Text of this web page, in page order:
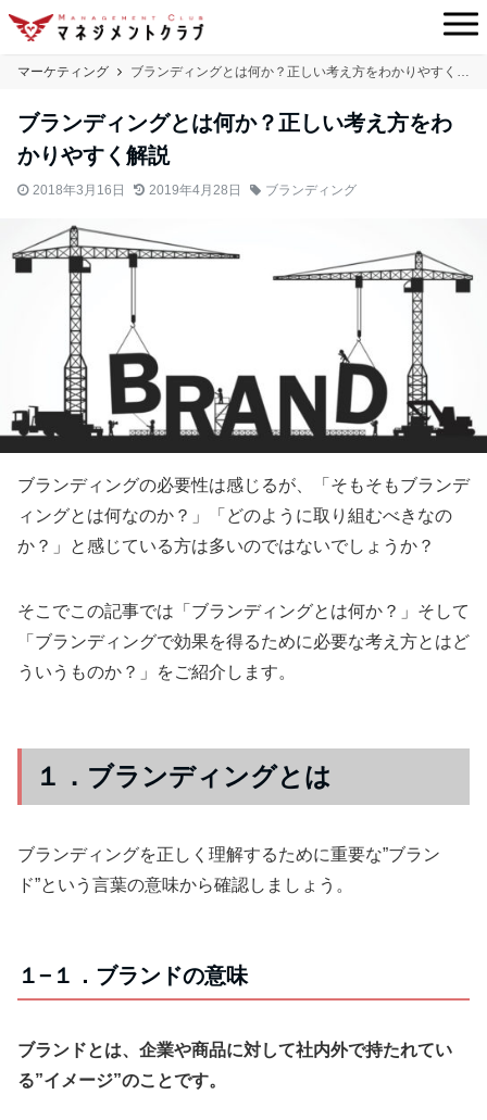
マーケティング ブランディングとは何か？正しい考え方をわかりやすく解説
ブランディングとは何か？正しい考え方をわ
かりやすく解説
2018年3月16日 2019年4月28日 ブランディング
ブランディングの必要性は感じるが、「そもそもブランデ
ィングとは何なのか？」「どのように取り組むべきなの
か？」と感じている方は多いのではないでしょうか？
そこでこの記事では「ブランディングとは何か？」そして
「ブランディングで効果を得るために必要な考え方とはど
ういうものか？」をご紹介します。
１．ブランディングとは
ブランディングを正しく理解するために重要な”ブラン
ド”という言葉の意味から確認しましょう。
１−１．ブランドの意味
ブランドとは、企業や商品に対して社内外で持たれてい
る”イメージ”のことです。